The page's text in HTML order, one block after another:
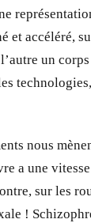
et accéléré,
un
nous
a une
sur les
!